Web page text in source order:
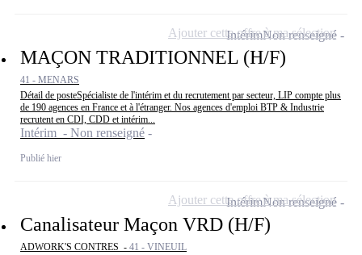
MAÇON TRADITIONNEL (H/F)
41 - MENARS
Détail de posteSpécialiste de l'intérim et du recrutement par secteur, LIP compte plus
de 190 agences en France et à l'étranger. Nos agences d'emploi BTP & Industrie
recrutent en CDI, CDD et intérim...
Intérim - Non renseigné
Publié hier
IntérimNon renseigné
Ajouter cette offre à ma sélection
Canalisateur Maçon VRD (H/F)
ADWORK'S CONTRES - 41 - VINEUIL
IntérimNon renseigné
Ajouter cette offre à ma sélection